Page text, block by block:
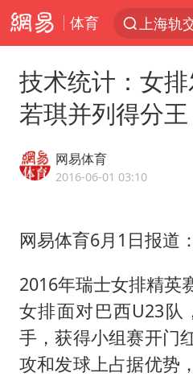
体育
拜登前
武契奇
“伊斯兰
白海豚
上海大
技术统计：女
若琪并列得分王
网易体育
2016-06-01 03:10
网易体育6月1日报道：
2016年瑞士女排精英
女排面对巴西U23队
手，获得小组赛开门
攻和发球上占据优势